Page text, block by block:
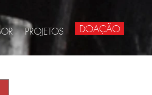
PROJETOS DOAÇÃO